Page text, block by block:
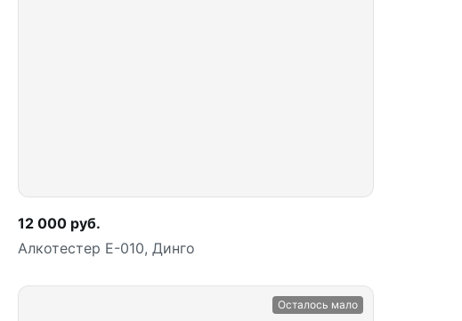
12 000 руб.
Алкотестер Е-010, Динго
Осталось мало